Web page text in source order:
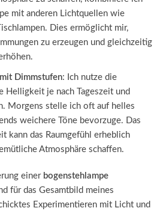
mit anderen Lichtquellen wie
Dies ermöglicht mir,
zu erzeugen und gleichzeitig
Dimmstufen: Ich nutze die
Helligkeit je nach Tageszeit und
Morgens stelle ich oft auf helles
weichere Töne bevorzuge. Das
kann das Raumgefühl erheblich
Atmosphäre schaffen.
einer bogenstehlampe
für das Gesamtbild meines
Experimentieren mit Licht und